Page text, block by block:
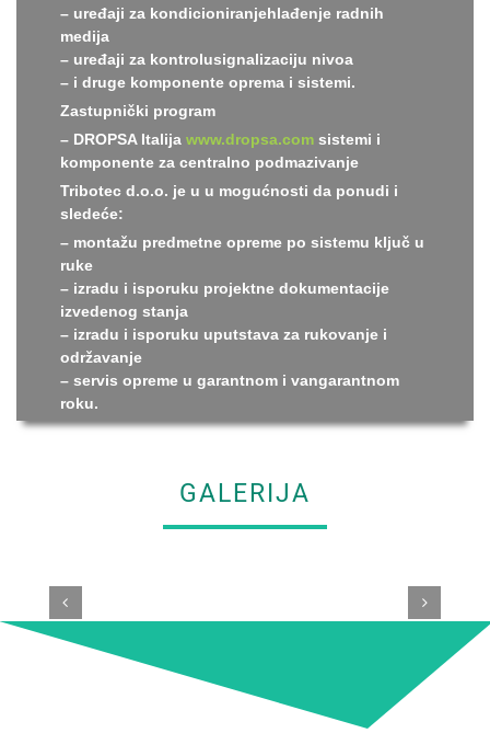
– uređaji za kondicioniranjehlađenje radnih
medija
– uređaji za kontrolusignalizaciju nivoa
– i druge komponente oprema i sistemi.
Zastupnički program
– DROPSA Italija www.dropsa.comsistemi i
komponente za centralno podmazivanje
Tribotec d.o.o. je u u mogućnosti da ponudi i
sledeće:
– montažu predmetne opreme po sistemu ključ u
ruke
– izradu i isporuku projektne dokumentacije
izvedenog stanja
– izradu i isporuku uputstava za rukovanje i
održavanje
– servis opreme u garantnom i vangarantnom
roku.
GALERIJA